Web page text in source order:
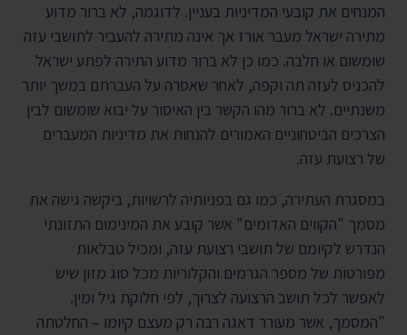
המנחים את קובעי המדיניות בעניין. לדוגמה, לא ברור מדוע
מתירה ישראל מעבר אורז אך אינה מתירה להעביר לתושבי עזה
שומשום או חלבה. כמו כן לא ברור מדוע התירה לפתע ישראל
להכניס לעזה תה וקפה, לאחר שאסרה על העברתם במשך יותר
משנתיים. לא ברור מהו הקשר בין האיסור על יבוא שומשום לבין
הצרכים הביטחוניים האמורים להנחות את מדיניות המעברים
של רצועת עזה.
במסגרת העתירה, כמו גם בפניותיה לרשויות, ביקשה גישה את
מסמך "הקווים האדומים" אשר קובע את המינימום התזונתי
הנדרש לקיומם של תושבי רצועת עזה, ומכיל טבלאות
מפורטות של מספר הגרמים והקלוריות מכל סוג מזון שיש
לאפשר לכל תושב הרצועה לצרוך, לפי חלוקת גיל ומין.
"המסמך, אשר מעורר דאגה רבה רק מעצם קיומו – החלטתה